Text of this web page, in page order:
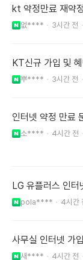
kt 약정만료 재약
없**** 3시간 전
KT신규 가입 및 혜
뿌**** 3시간 전
인터넷 약정 만료
소**** 4시간 전
LG 유플러스 인터
pola**** 4시간
사무실 인터넷 가
새**** 4시간 전